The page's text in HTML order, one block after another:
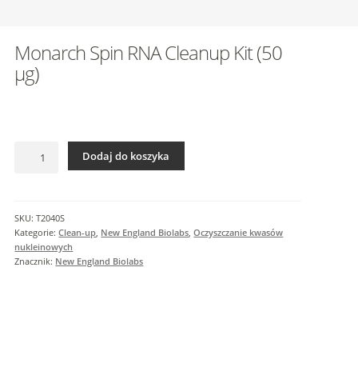
Monarch Spin RNA Cleanup Kit (50
µg)
Monarch
Cleanup
Kit
(50
µg)
Dodaj do koszyka
SKU:T2040S
Kategorie:Clean-up New England Biolabs ,Oczyszczanie kwasów
nukleinowych
Znacznik: New England Biolabs